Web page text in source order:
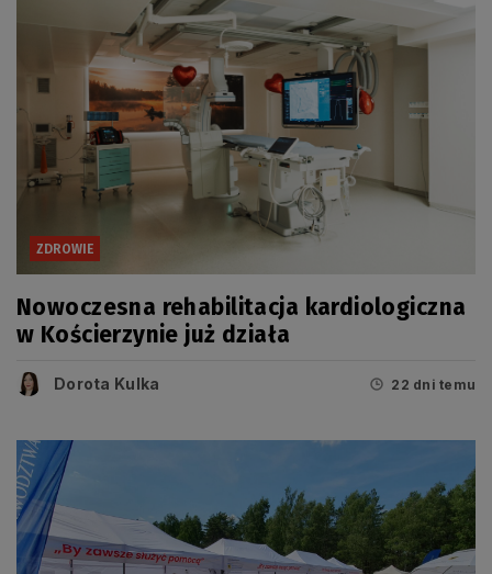
ZDROWIE
Nowoczesna rehabilitacja kardiologiczna
w Kościerzynie już działa
Dorota Kulka 22 dni temu